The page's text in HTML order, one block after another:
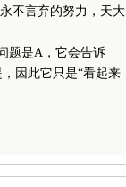
不言弃的努力，天大
题是A，它会告诉
因此它只是“看起来